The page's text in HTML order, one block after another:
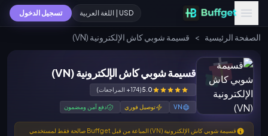
USD | اللغة العربية تسجيل الدخول
الصفحة الرئيسية > قسيمة شوبي كاش الإلكترونية (VN)
قسيمة شوبي كاش الإلكترونية (VN)
5.0(174+ المراجعات)
VN توصيل فوري دفع آمن ومضمون
قسيمة شوبي كاش الإلكترونية (VN) المباعة من قبل Buffget صالحة فقط لمستخدمي